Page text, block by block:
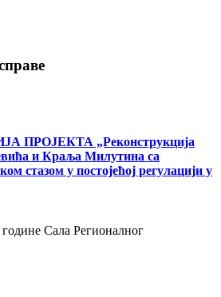
ПРОЈЕКТА „Реконструкција
и Краља Милутина са
стазом у постојећој регулацији у
Сала Регионалног